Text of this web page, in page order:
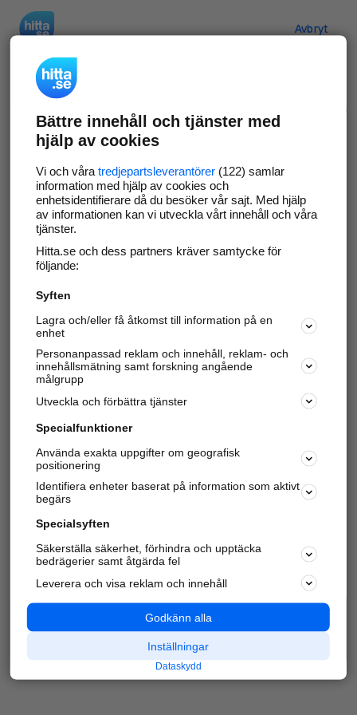
Avbryt
Verifiera ditt företag
Gör som 69 547företag
företagssida på hitta.se och syns bättre mot
kunder i ditt närområde. Helt kostnadsfritt.
Uppdatera din företagsinformation
Svara på och hantera dina omdömen
Har du redan verifierat ditt företag? Logga in
Varje vecka besöker du och4 miljoner
andra
härliga användare oss för att hitta rätt lokal
information om företag, privatpersoner och
platser.
Bättre innehåll och tjänster med
hjälp av cookies
Vi och våra tredjepartsleverantörer(122) samlar
information med hjälp av cookies och
enhetsidentifierare då du besöker vår sajt. Med hjälp
av informationen kan vi utveckla vårt innehåll och våra
tjänster.
Hitta.se och dess partners kräver samtycke för
följande:
Syften
Lagra och/eller få åtkomst till information på en
enhet
Personanpassad reklam och innehåll, reklam- och
innehållsmätning samt forskning angående
målgrupp
Utveckla och förbättra tjänster
Specialfunktioner
Använda exakta uppgifter om geografisk
positionering
Identifiera enheter baserat på information som aktivt
begärs
Specialsyften
Säkerställa säkerhet, förhindra och upptäcka
bedrägerier samt åtgärda fel
Leverera och visa reklam och innehåll
Godkänn alla
Inställningar
Dataskydd